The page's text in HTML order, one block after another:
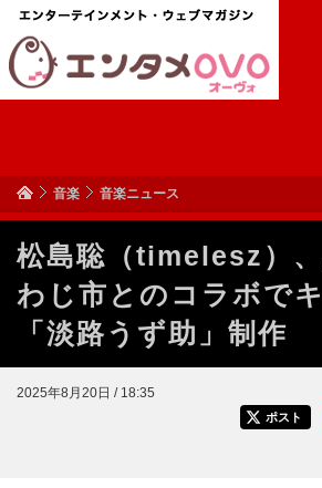
音楽 音楽ニュース
松島聡（timelesz）
わじ市とのコラボで
「淡路うず助」制作
2025年8月20日 / 18:35
ポスト